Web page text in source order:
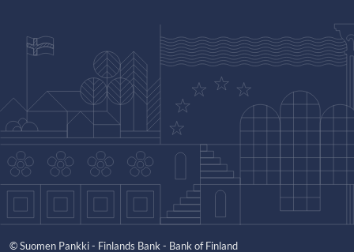
© Suomen Pankki - Finlands Bank - Bank of Finland